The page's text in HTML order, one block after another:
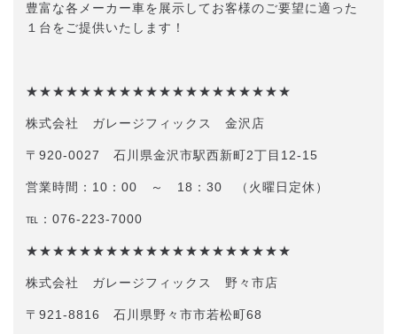
豊富な各メーカー車を展示してお客様のご要望に適った
１台をご提供いたします！
★★★★★★★★★★★★★★★★★★★★
株式会社 ガレージフィックス 金沢店
〒920-0027 石川県金沢市駅西新町2丁目12-15
営業時間：10：00 ～ 18：30 （火曜日定休）
℡：076-223-7000
★★★★★★★★★★★★★★★★★★★★
株式会社 ガレージフィックス 野々市店
〒921-8816 石川県野々市市若松町68